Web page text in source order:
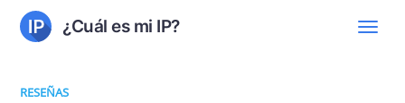
¿Cuál es mi IP?
RESEÑAS